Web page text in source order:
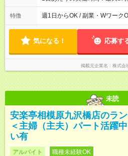
日3時間～OK！】 ＊レギュラー勤
ものお迎えまでの時間」 「ラ
談可能◎
特徴 週1日からOK / 副業・Wワーク
気になる！ 応募す
掲載元企業名 株式会
未読
安楽亭相模原九沢橋店のラ
＜主婦（主夫）パート活躍
い有
アルバイト 職種未経験OK